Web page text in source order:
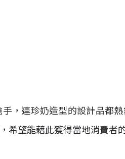
，連珍奶造型的設計品都
希望能藉此獲得當地消費者